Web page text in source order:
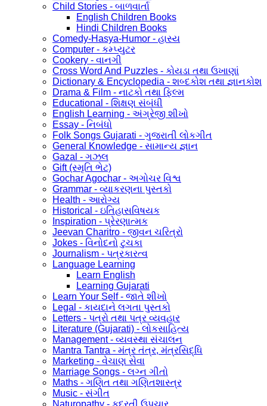
Child Stories - બાળવાર્તા
English Children Books
Hindi Children Books
Comedy-Hasya-Humor - હાસ્ય
Computer - કમ્પ્યુટર
Cookery - વાનગી
Cross Word And Puzzles - કોયડા તથા ઉખાણાં
Dictionary & Encyclopedia - શબ્દકોશ તથા જ્ઞાનકોશ
Drama & Film - નાટકો તથા ફિલ્મ
Educational - શિક્ષણ સંબંધી
English Learning - અંગ્રેજી શીખો
Essay - નિબંધો
Folk Songs Gujarati - ગુજરાતી લોકગીત
General Knowledge - સામાન્ય જ્ઞાન
Gazal - ગઝલ
Gift (સ્મૃતિ ભેટ)
Gochar Agochar - અગોચર વિશ્વ
Grammar - વ્યાકરણના પુસ્તકો
Health - આરોગ્ય
Historical - ઇતિહાસવિષયક
Inspiration - પ્રેરણાત્મક
Jeevan Charitro - જીવન ચરિત્રો
Jokes - વિનોદનો ટુચકા
Journalism - પત્રકારત્વ
Language Learning
Learn English
Learning Gujarati
Learn Your Self - જાતે શીખો
Legal - કાયદાને લગતા પુસ્તકો
Letters - પત્રો તથા પત્ર વ્યવહાર
Literature (Gujarati) - લોકસાહિત્ય
Management - વ્યવસ્થા સંચાલન
Mantra Tantra - મંત્ર તંત્ર, મંત્રસિદ્ધિ
Marketing - વેચાણ સેવા
Marriage Songs - લગ્ન ગીતો
Maths - ગણિત તથા ગણિતશાસ્ત્ર
Music - સંગીત
Naturopathy - કુદરતી ઉપચાર